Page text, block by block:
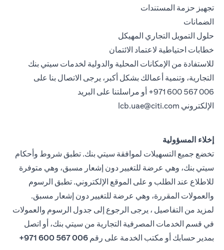
تجهيز حزمة المستندات
الضمانات
حلول التمويل التجاري المهيكل
خطابات احتياطية لاعتماد الائتمان
للاستفادة من الإمكانات المحلية والدولية لخدمات سيتي بنك
التجارية، وتنمية أعمالك بشكل أكبر، يرجى الاتصال بنا على
971 600 567 006+ أو مراسلتنا على البريد
الإلكتروني lcb.uae@citi.com
إخلاء المسؤولية
تخضع جميع التسهيلات لموافقة سيتي بنك. تطبق شروط وأحكام
سيتي بنك، وهي عرضة للتغيير دون إشعار مسبق، وهي متوفرة
للاطلاع عند الطلب و على الموقع الإلكتروني. تطبق الرسوم
والعمولات المقررة، وهي عرضة للتغيير دون إشعار مسبق.
لمزيد من التفاصيل ، يرجى الرجوع إلى جدول الرسوم والعمولات
في قسم الخدمات المصرفية التجارية من سيتي بنك، أو اتصل
بمدير حسابك أو مكتب الخدمة على رقم 006 567 600 971+